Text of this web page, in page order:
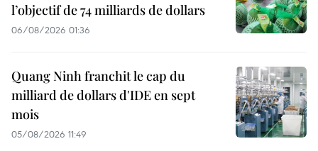
l’objectif de 74 milliards de dollars
06/08/2026 01:36
Quang Ninh franchit le cap du
milliard de dollars d'IDE en sept
mois
05/08/2026 11:49